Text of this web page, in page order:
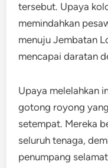
tersebut. Upaya
memindahkan
menuju Jembatan
mencapai daratan
Upaya melelahkan
gotong royong
setempat. Mereka
seluruh tenaga,
penumpang